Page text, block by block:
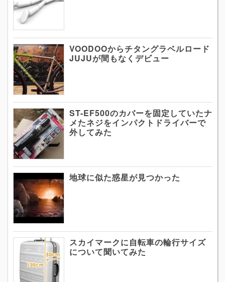
VOODOOからチタングラベルロード
JUJUが間もなくデビュー
ST-EF500のカバーを固定していたナ
メたネジをインパクトドライバーで
外してみた
地球に似た惑星が見つかった
スカイマークに自転車の輪行サイズ
について聞いてみた